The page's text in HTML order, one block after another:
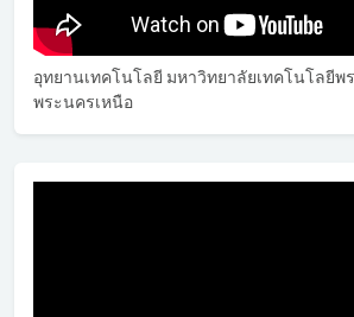
อุทยานเทคโนโลยี มหาวิทยาลัยเทคโนโลยีพ
พระนครเหนือ